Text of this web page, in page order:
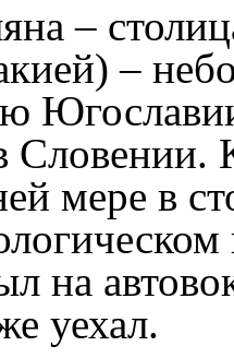
–
–
Словении.
мере в
на
уехал.